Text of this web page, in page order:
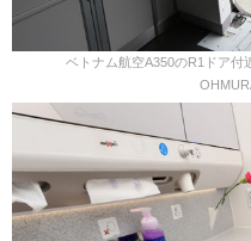
ベトナム航空A350のR1ドア付